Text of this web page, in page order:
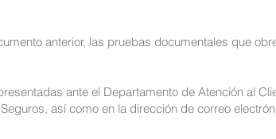
anterior, las pruebas documentales que
ante el Departamento de Atención al
así como en la dirección de correo